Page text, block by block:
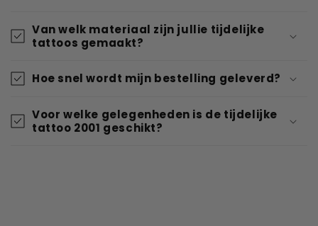
Van welk materiaal zijn jullie tijdelijke
tattoos gemaakt?
Hoe snel wordt mijn bestelling geleverd?
Voor welke gelegenheden is de tijdelijke
tattoo 2001 geschikt?